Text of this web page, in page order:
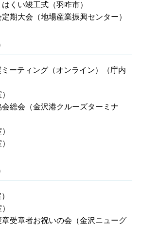
くい竣工式（羽咋市）
期大会（地場産業振興センター）
ーティング（オンライン）（庁内
総会（金沢港クルーズターミナ
受章者お祝いの会（金沢ニューグ